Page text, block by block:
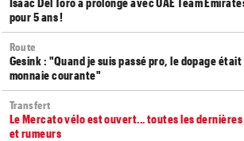
pour 5 ans !
Route
Gesink : "Quand je suis passé pro, le dopage était
monnaie courante"
Transfert
Le Mercato vélo est ouvert... toutes les
et rumeurs